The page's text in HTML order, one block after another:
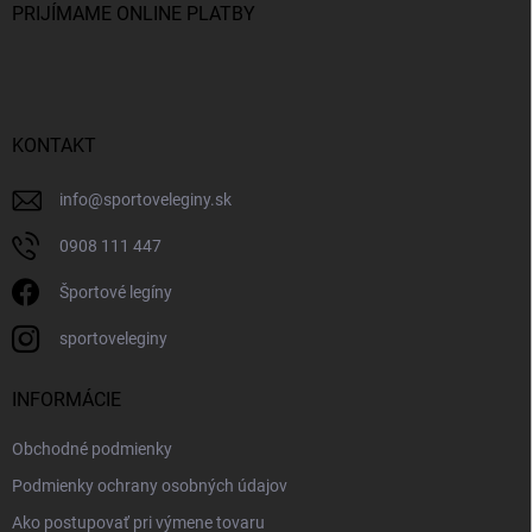
PRIJÍMAME ONLINE PLATBY
KONTAKT
info@sportoveleginy.sk
0908 111 447
Športové legíny
sportoveleginy
INFORMÁCIE
Obchodné podmienky
Podmienky ochrany osobných údajov
Ako postupovať pri výmene tovaru